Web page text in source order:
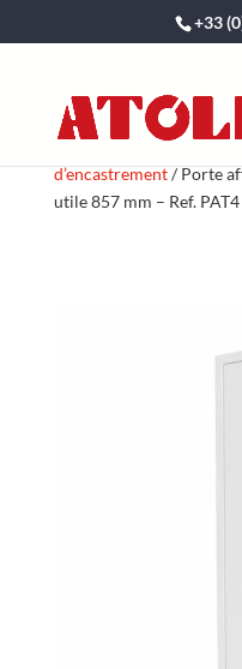
+33
Accueil boutique /
d’encastrement/ Porte
utile 857 mm – Ref. PAT4